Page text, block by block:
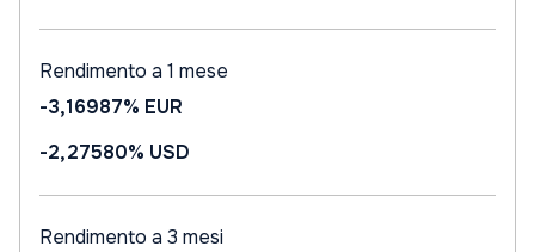
Rendimento a 1 mese
-3,16987% EUR
-2,27580% USD
Rendimento a 3 mesi